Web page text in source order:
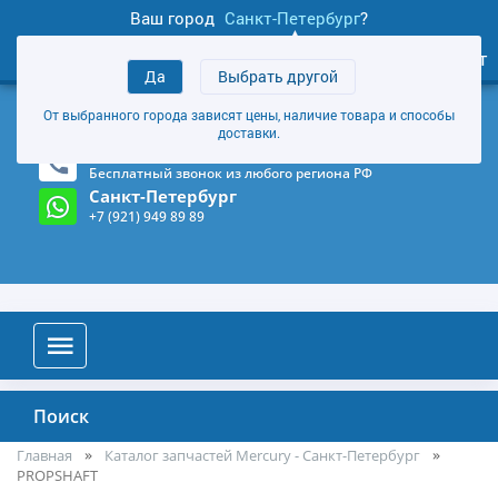
Ваш город Санкт-Петербург?
Да Выбрать другой
От выбранного города зависят цены, наличие товара и способы
доставки.
товаров
Личный кабинет
+7 (921) 949 89 89
Магазин и склад в Санкт-Петербурге (Карта)
Бесплатный звонок из любого региона РФ
Санкт-Петербург
+7 (921) 949 89 89
Поиск
Главная
Каталог запчастей Mercury - Санкт-Петербург
PROPSHAFT